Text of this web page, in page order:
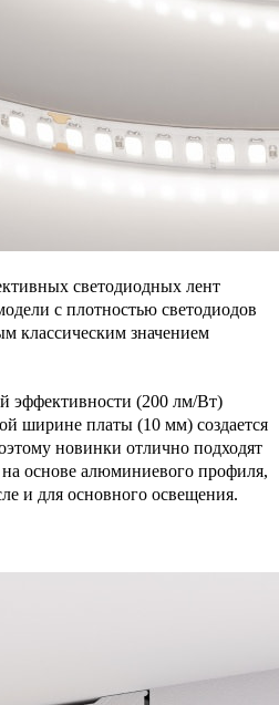
светодиодных лент
с плотностью светодиодов
классическим значением
эффективности (200 лм/Вт)
ширине платы (10 мм) создается
новинки отлично подходят
на основе алюминиевого профиля,
и для основного освещения.